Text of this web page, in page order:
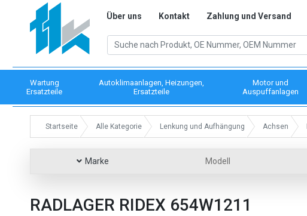
Über uns Kontakt Zahlung und Versand
Wartung
Ersatzteile
Autoklimaanlagen, Heizungen,
Ersatzteile
Motor und
Auspuffanlagen
Startseite Alle Kategorie Lenkung und Aufhängung Achsen
Marke Modell
RADLAGER RIDEX 654W1211